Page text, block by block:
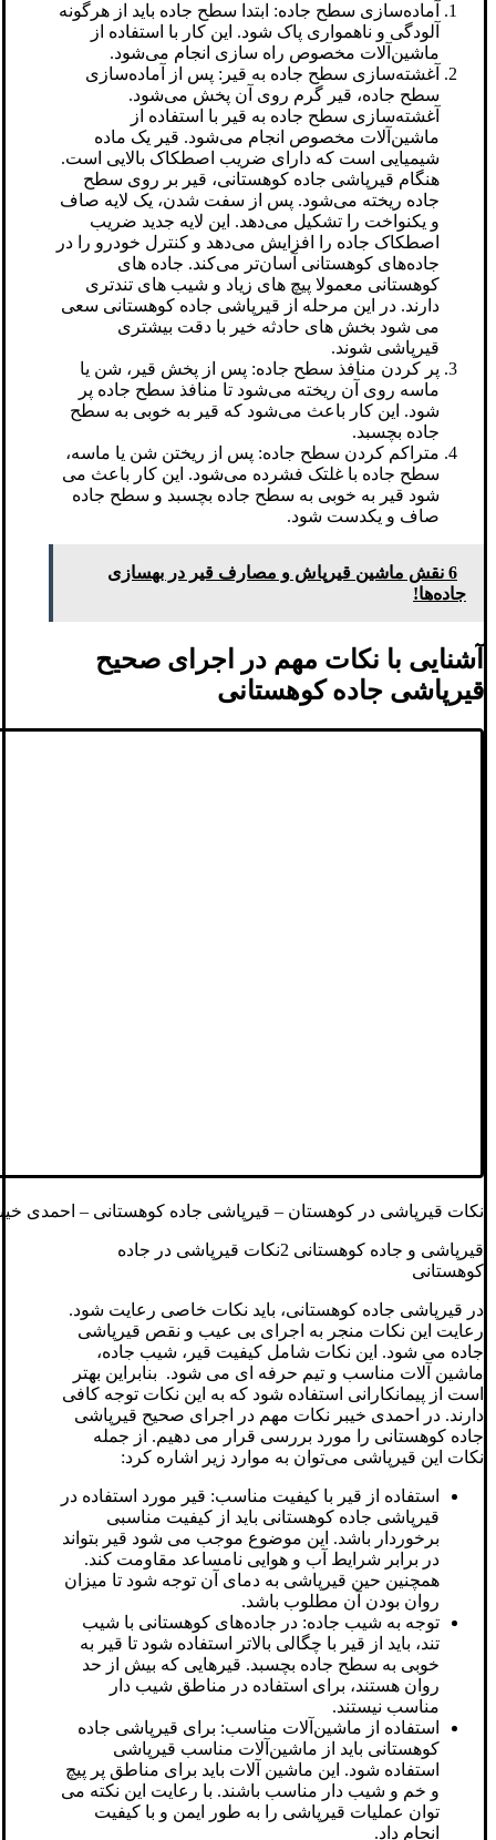
آماده‌سازی سطح جاده: ابتدا سطح جاده باید از هرگونه
آلودگی و ناهمواری پاک شود. این کار با استفاده از
ماشین‌آلات مخصوص راه سازی انجام می‌شود.
آغشته‌سازی سطح جاده به قیر: پس از آماده‌سازی
سطح جاده، قیر گرم روی آن پخش می‌شود.
آغشته‌سازی سطح جاده به قیر با استفاده از
ماشین‌آلات مخصوص انجام می‌شود. قیر یک ماده
شیمیایی است که دارای ضریب اصطکاک بالایی است.
هنگام قیرپاشی جاده کوهستانی، قیر بر روی سطح
جاده ریخته می‌شود. پس از سفت شدن، یک لایه صاف
و یکنواخت را تشکیل می‌دهد. این لایه جدید ضریب
اصطکاک جاده را افزایش می‌دهد و کنترل خودرو را در
جاده‌های کوهستانی آسان‌تر می‌کند. جاده های
کوهستانی معمولا پیچ های زیاد و شیب های تندتری
دارند. در این مرحله از قیرپاشی جاده کوهستانی سعی
می شود بخش های حادثه خیر با دقت بیشتری
قیرپاشی شوند.
پر کردن منافذ سطح جاده: پس از پخش قیر، شن یا
ماسه روی آن ریخته می‌شود تا منافذ سطح جاده پر
شود. این کار باعث می‌شود که قیر به خوبی به سطح
جاده بچسبد.
متراکم کردن سطح جاده: پس از ریختن شن یا ماسه،
سطح جاده با غلتک فشرده می‌شود. این کار باعث می
شود قیر به خوبی به سطح جاده بچسبد و سطح جاده
صاف و یکدست شود.
6 نقش ماشین قیرپاش و مصارف قیر در بهسازی
جاده‌ها!
آشنایی با نکات مهم در اجرای صحیح
قیرپاشی جاده کوهستانی
نکات قیرپاشی در کوهستان – قیرپاشی جاده کوهستانی – احمدی
قیرپاشی و جاده کوهستانی 2نکات قیرپاشی در جاده
کوهستانی
در قیرپاشی جاده‌ کوهستانی، باید نکات خاصی رعایت شود.
رعایت این نکات منجر به اجرای بی عیب و نقص قیرپاشی
جاده می شود. این نکات شامل کیفیت قیر، شیب جاده،
ماشین آلات مناسب و تیم حرفه ای می شود. بنابراین بهتر
است از پیمانکارانی استفاده شود که به این نکات توجه کافی
دارند. در احمدی خیبر نکات مهم در اجرای صحیح قیرپاشی
جاده کوهستانی را مورد بررسی قرار می دهیم. از جمله
نکات این قیرپاشی می‌توان به موارد زیر اشاره کرد:
استفاده از قیر با کیفیت مناسب: قیر مورد استفاده در
قیرپاشی جاده‌ کوهستانی باید از کیفیت مناسبی
برخوردار باشد. این موضوع موجب می شود قیر بتواند
در برابر شرایط آب و هوایی نامساعد مقاومت کند.
همچنین حین قیرپاشی به دمای آن توجه شود تا میزان
روان بودن آن مطلوب باشد.
توجه به شیب جاده: در جاده‌های کوهستانی با شیب
تند، باید از قیر با چگالی بالاتر استفاده شود تا قیر به
خوبی به سطح جاده بچسبد. قیرهایی که بیش از حد
روان هستند، برای استفاده در مناطق شیب دار
مناسب نیستند.
استفاده از ماشین‌آلات مناسب: برای قیرپاشی جاده‌
کوهستانی باید از ماشین‌آلات مناسب قیرپاشی
استفاده شود. این ماشین آلات باید برای مناطق پر پیچ
و خم و شیب دار مناسب باشند. با رعایت این نکته می
توان عملیات قیرپاشی را به طور ایمن و با کیفیت
انجام داد.